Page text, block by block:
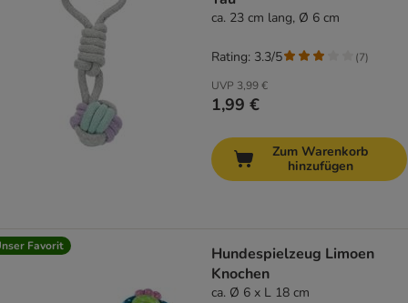
ca. 23 cm lang, Ø 6 cm
UVP 3,99 €
1,99 €
Rating: 3.3/5 (7)
Zum Warenkorb
hinzufügen
Favorit
Hundespielzeug Limoen
Knochen
ca. Ø 6 x L 18 cm